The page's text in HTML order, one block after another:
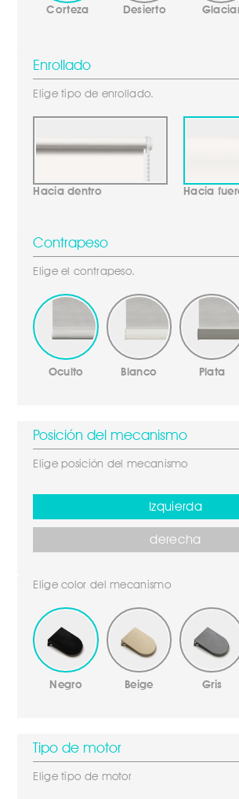
Corteza Desierto
Enrollado
Elige tipo de enrollado.
Hacia dentro Hacia
Contrapeso
Elige el contrapeso.
Oculto Blanco Plata
Posición del mecanismo
Elige posición del mecanismo
Izquierda
derecha
Elige color del mecanismo
Negro Beige Gris
Tipo de motor
Elige tipo de motor